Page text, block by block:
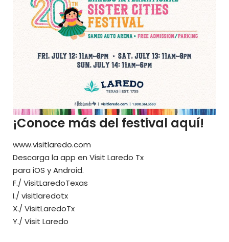
¡Conoce más del festival aquí!
www.visitlaredo.com
Descarga la app en Visit Laredo Tx
para iOS yAndroid.
F./VisitLaredoTexas
I./visitlaredotx
X./VisitLaredoTx
Y./Visit Laredo